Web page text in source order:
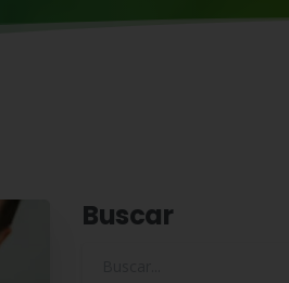
Buscar